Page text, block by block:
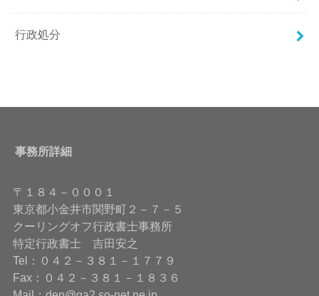
行政処分
事務所詳細
〒１８４－０００１
東京都小金井市関野町２－７－５
クーリングオフ行政書士事務所
特定行政書士 吉田安之
Tel：０４２－３８１－１７７９
Fax：０４２－３８１－１８３６